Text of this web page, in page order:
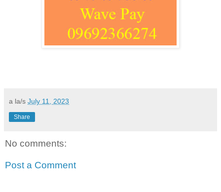
a la/s July 11, 2023
Share
No comments:
Post a Comment